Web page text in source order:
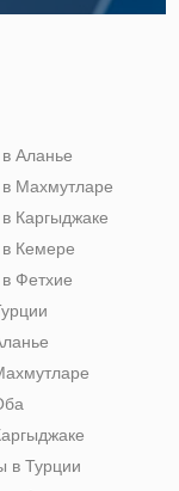
Аланье
Махмутларе
Каргыджаке
Кемере
Фетхие
в Турции